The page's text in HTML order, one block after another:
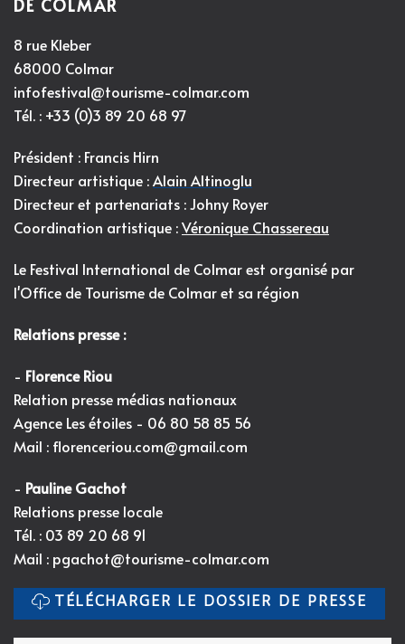
DE COLMAR
8 rue Kleber
68000 Colmar
infofestival@tourisme-colmar.com
Tél. : +33 (0)3 89 20 68 97
Président : Francis Hirn
Directeur artistique :Alain Altinoglu
Directeur et partenariats : Johny Royer
Coordination artistique :Véronique Chassereau
Le Festival International de Colmar est organisé par
l'Office de Tourisme de Colmar et sa région
Relations presse :
- Florence Riou
Relation presse médias nationaux
Agence Les étoiles - 06 80 58 85 56
Mail : florenceriou.com@gmail.com
- Pauline Gachot
Relations presse locale
Tél. : 03 89 20 68 91
Mail : pgachot@tourisme-colmar.com
TÉLÉCHARGER LE DOSSIER DE PRESSE